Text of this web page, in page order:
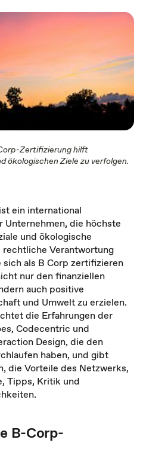
Zertifizierung hilft
ökologischen Ziele zu verfolgen.
ein international
Unternehmen, die höchste
und ökologische
rechtliche Verantwortung
als B Corp zertifizieren
nur den finanziellen
auch positive
und Umwelt zu erzielen.
die Erfahrungen der
Codecentric und
Design, die den
haben, und gibt
die Vorteile des Netzwerks,
Tipps, Kritik und
B-Corp-